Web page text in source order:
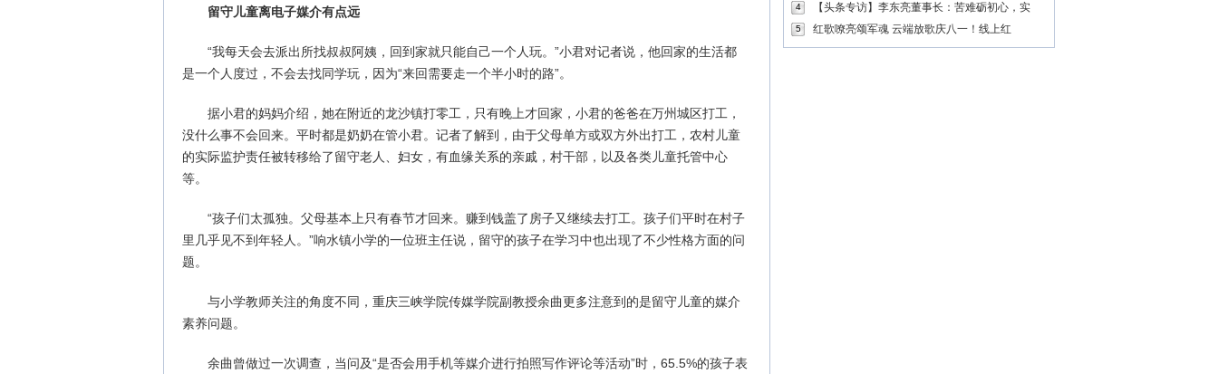
留守儿童离电子媒介有点远
“我每天会去派出所找叔叔阿姨，回到家就只能自己一个人玩。”小君对记者说，他回家的生活都
是一个人度过，不会去找同学玩，因为“来回需要走一个半小时的路”。
据小君的妈妈介绍，她在附近的龙沙镇打零工，只有晚上才回家，小君的爸爸在万州城区打工，
没什么事不会回来。平时都是奶奶在管小君。记者了解到，由于父母单方或双方外出打工，农村儿童
的实际监护责任被转移给了留守老人、妇女，有血缘关系的亲戚，村干部，以及各类儿童托管中心
等。
“孩子们太孤独。父母基本上只有春节才回来。赚到钱盖了房子又继续去打工。孩子们平时在村子
里几乎见不到年轻人。”响水镇小学的一位班主任说，留守的孩子在学习中也出现了不少性格方面的问
题。
与小学教师关注的角度不同，重庆三峡学院传媒学院副教授余曲更多注意到的是留守儿童的媒介
素养问题。
余曲曾做过一次调查，当问及“是否会用手机等媒介进行拍照写作评论等活动”时，65.5%的孩子表
4 【头条专访】李东亮董事长：苦难砺初心，实
5 红歌嘹亮颂军魂 云端放歌庆八一！线上红